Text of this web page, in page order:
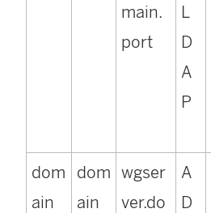
main.
port
L
D
A
P
dom
ain
dom
ain
wgser
ver.do
A
D